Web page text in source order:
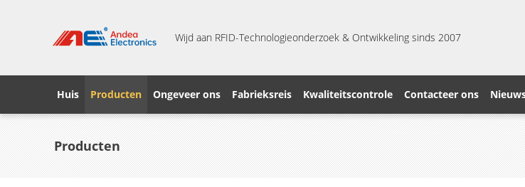
Wijd aan RFID-Technologieonderzoek & Ontwikkeling sinds 2007
Huis Producten Ongeveer ons Fabrieksreis Kwaliteitscontrole Contacteer ons
Producten